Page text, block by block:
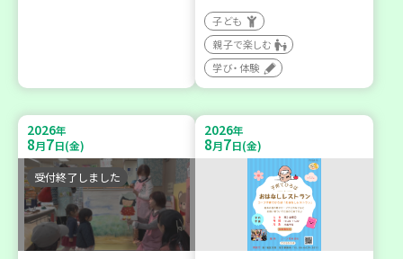
子ども
親子で楽しむ
学び・体験
2026年
8月7日(金)
受付終了しました
2026年
8月7日(金)